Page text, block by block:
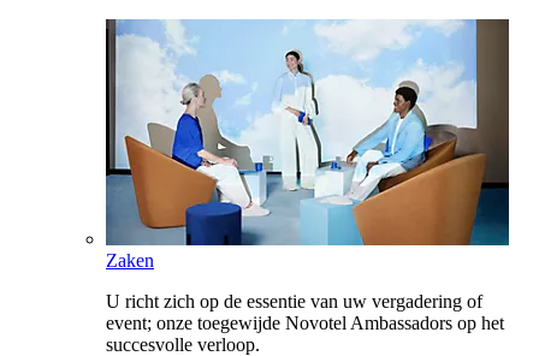
Zaken
U richt zich op de essentie van uw vergadering of
event; onze toegewijde Novotel Ambassadors op het
succesvolle verloop.